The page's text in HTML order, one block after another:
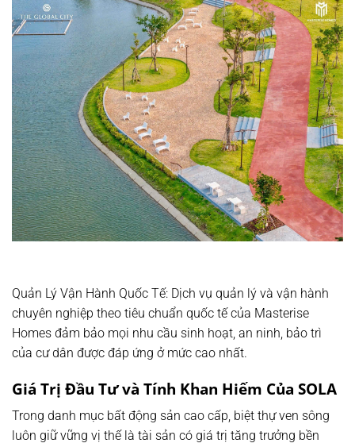
Quản Lý Vận Hành Quốc Tế: Dịch vụ quản lý và vận hành
chuyên nghiệp theo tiêu chuẩn quốc tế của Masterise
Homes đảm bảo mọi nhu cầu sinh hoạt, an ninh, bảo trì
của cư dân được đáp ứng ở mức cao nhất.
Giá Trị Đầu Tư và Tính Khan Hiếm Của SOLA
Trong danh mục bất động sản cao cấp, biệt thự ven sông
luôn giữ vững vị thế là tài sản có giá trị tăng trưởng bền